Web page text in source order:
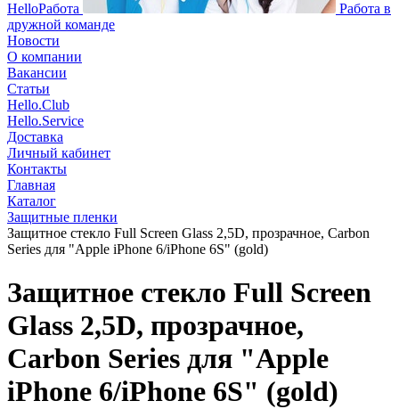
HelloРабота
Работа в
дружной команде
Новости
О компании
Вакансии
Статьи
Hello.Club
Hello.Service
Доставка
Личный кабинет
Контакты
Главная
Каталог
Защитные пленки
Защитное стекло Full Screen Glass 2,5D, прозрачное, Carbon
Series для "Apple iPhone 6/iPhone 6S" (gold)
Защитное стекло Full Screen
Glass 2,5D, прозрачное,
Carbon Series для "Apple
iPhone 6/iPhone 6S" (gold)